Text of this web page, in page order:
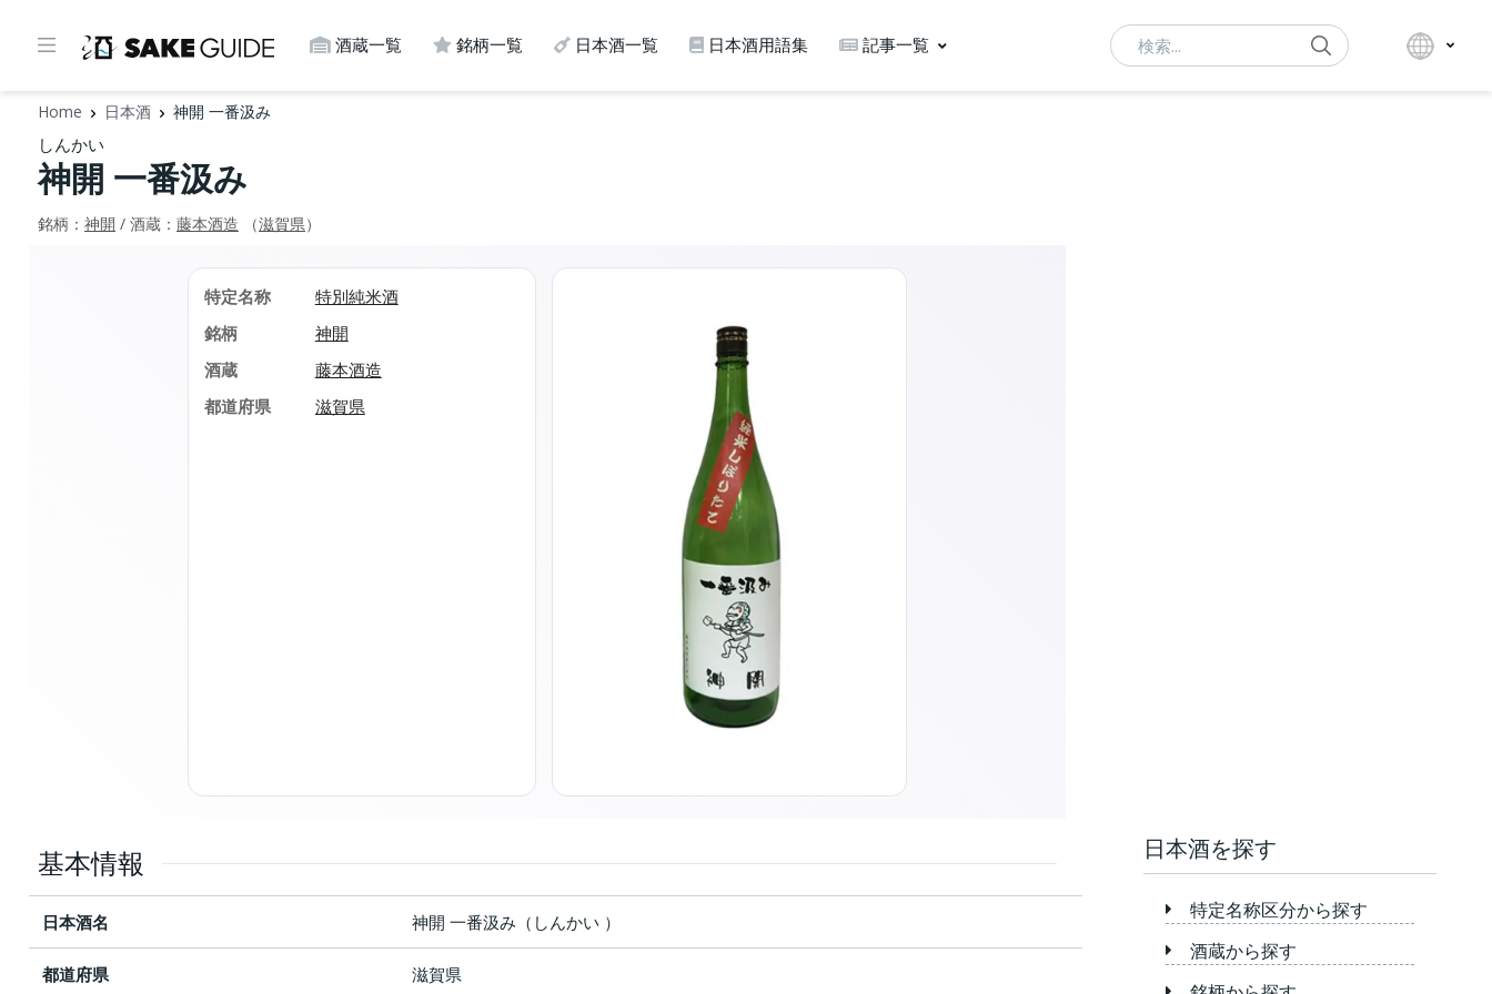
酒蔵一覧 銘柄一覧 日本酒一覧 日本酒用語集 記事一覧 Search
Home 日本酒 神開 一番汲み
しんかい
神開 一番汲み
銘柄： 神開 / 酒蔵： 藤本酒造 （滋賀県）
特定名称
特別純米酒
銘柄
神開
酒蔵
藤本酒造
都道府県
滋賀県
基本情報
日本酒名 神開 一番汲み（しんかい ）
都道府県 滋賀県
日本酒を探す
特定名称区分から探す
酒蔵から探す